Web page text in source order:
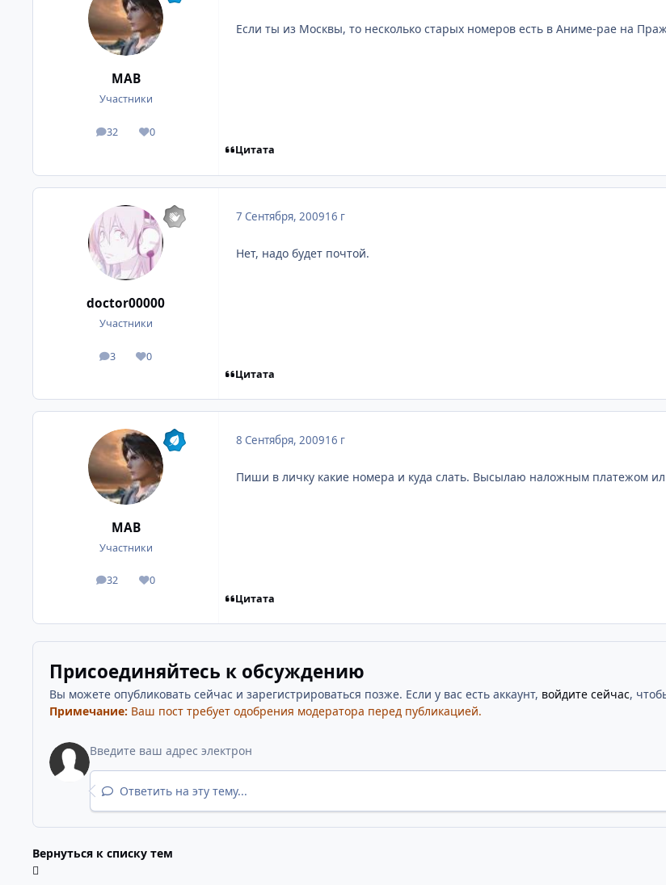
МАВ
Участники
32
посты 0
Репутация
Если ты из Москвы, то несколько старых номеров есть в Аниме-рае на
Цитата
doctor00000
Участники
3
посты 0
Репутация
7 Сентября, 200916 г
Нет, надо будет почтой.
Цитата
МАВ
Участники
32
посты 0
Репутация
8 Сентября, 200916 г
Пиши в личку какие номера и куда слать. Высылаю наложным платежом
Цитата
Присоединяйтесь к обсуждению
Вы можете опубликовать сейчас и зарегистрироваться позже. Если у вас есть аккаунт, войдите сейчас,
Примечание: Ваш пост требует одобрения модератора перед публикацией.
Ответить на эту тему...
Вернуться к списку тем